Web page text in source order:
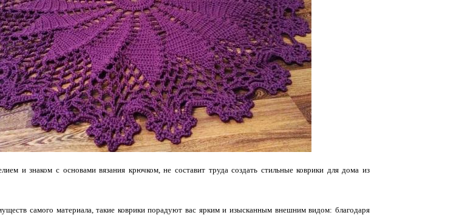
и знаком с основами вязания крючком, не составит труда создать стильные коврики для дома из
самого материала, такие коврики порадуют вас ярким и изысканным внешним видом: благодаря